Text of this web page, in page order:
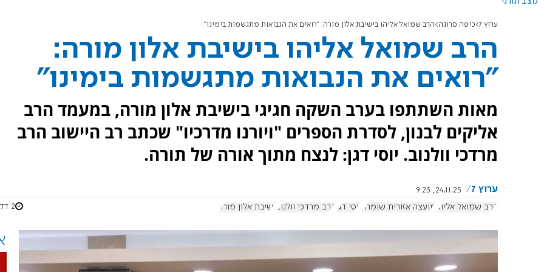
ערוץ 7 כיפה סרוגה הרב שמואל אליהו בישיבת אלון מורה: "רואים את הנבואות מתגשמות בימינו"
הרב שמואל אליהו בישיבת אלון מורה:
"רואים את הנבואות מתגשמות בימינו"
מאות השתתפו בערב השקה חגיגי בישיבת אלון מורה, במעמד הרב
אליקים לבנון, לסדרת הספרים "ויורנו מדרכיו" שכתב רב היישוב הרב
מרדכי וולנוב. יוסי דגן: לנצח מתוך אורה של תורה.
ערוץ 7
24.11.25, 9:23
הרב שמואל אליהו מועצה אזורית שומרון יוסי דגן הרב מרדכי וולנוב ישיבת אלון מורה 2 דקות